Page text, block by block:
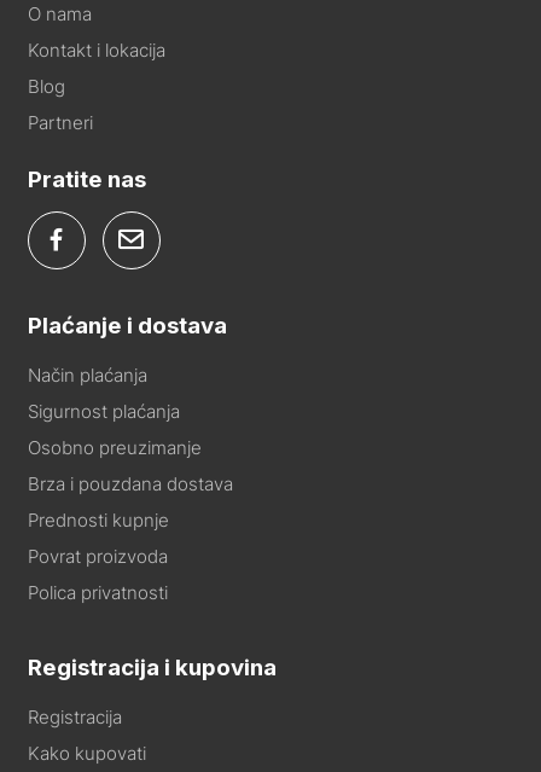
O nama
Kontakt i lokacija
Blog
Partneri
Pratite nas
Plaćanje i dostava
Način plaćanja
Sigurnost plaćanja
Osobno preuzimanje
Brza i pouzdana dostava
Prednosti kupnje
Povrat proizvoda
Polica privatnosti
Registracija i kupovina
Registracija
Kako kupovati